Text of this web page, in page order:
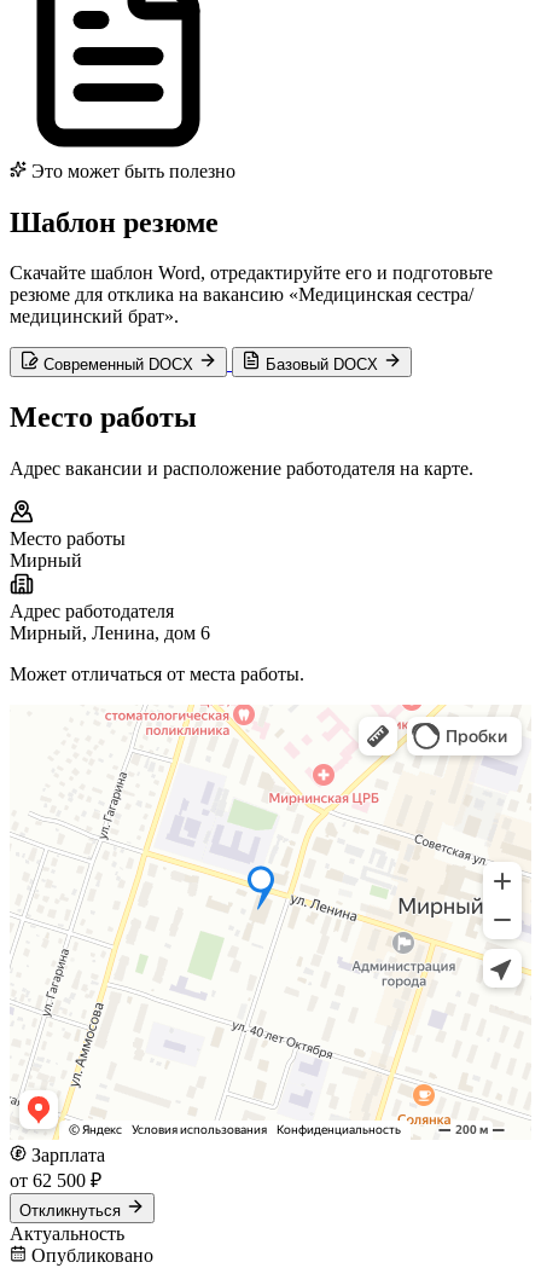
Это может быть полезно
Шаблон резюме
Скачайте шаблон Word, отредактируйте его и подготовьте
резюме для отклика на вакансию «Медицинская сестра/
медицинский брат».
Современный DOCX Базовый DOCX
Место работы
Адрес вакансии и расположение работодателя на карте.
Место работы
Мирный
Адрес работодателя
Мирный, Ленина, дом 6
Может отличаться от места работы.
Зарплата
от 62 500 ₽
Откликнуться
Актуальность
Опубликовано